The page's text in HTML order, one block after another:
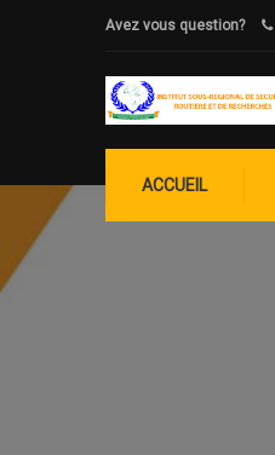
Avez vous question?
ACCUEIL